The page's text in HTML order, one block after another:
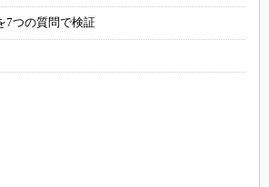
7つの質問で検証